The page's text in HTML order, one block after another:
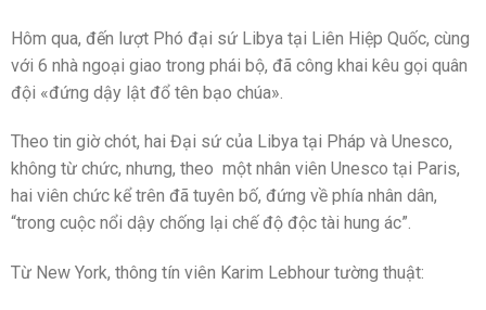
Hôm qua, đến lượt Phó đại sứ Libya tại Liên Hiệp Quốc, cùng
với 6 nhà ngoại giao trong phái bộ, đã công khai kêu gọi quân
đội «đứng dậy lật đổ tên bạo chúa».
Theo tin giờ chót, hai Đại sứ của Libya tại Pháp và Unesco,
không từ chức, nhưng, theo một nhân viên Unesco tại Paris,
hai viên chức kể trên đã tuyên bố, đứng về phía nhân dân,
“trong cuộc nổi dậy chống lại chế độ độc tài hung ác”.
Từ New York, thông tín viên Karim Lebhour tường thuật: